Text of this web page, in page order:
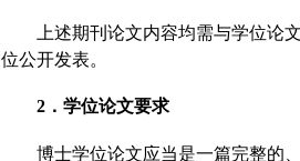
上述期刊论文内容均需与学位论
位公开发表。
2．学位论文要求
博士学位论文应当是一篇完整的